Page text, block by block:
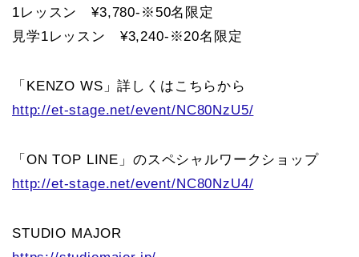
1レッスン ¥3,780-※50名限定
見学1レッスン ¥3,240-※20名限定
「KENZO WS」詳しくはこちらから
http://et-stage.net/event/NC80NzU5/
「ON TOP LINE」のスペシャルワークショップ
http://et-stage.net/event/NC80NzU4/
STUDIO MAJOR